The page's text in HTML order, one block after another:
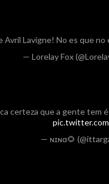
Avril Lavigne! No es que
— Lorelay Fox
certeza que a gente tem
— ɴɪɴα🌻